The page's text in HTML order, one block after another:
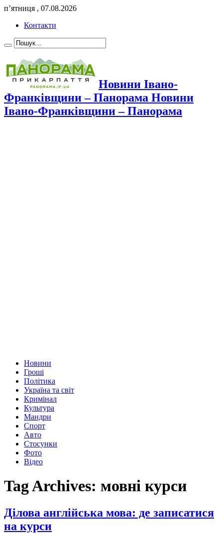
п’ятниця , 07.08.2026
Контакти
Новини Івано-
Франківщини – Панорама Новини
Івано-Франківщини – Панорама
Новини
Гроші
Політика
Україна та світ
Кримінал
Культура
Мандри
Спорт
Авто
Стосунки
Фото
Відео
Tag Archives: мовні курси
Ділова англійська мова: де записатися
на курси